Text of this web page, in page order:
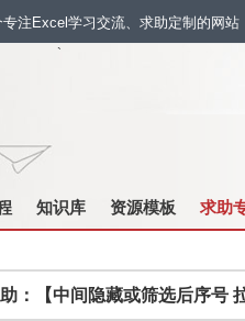
专注Excel学习交流、求助定制的网站
`
知识库 资源模板 求助
：【中间隐藏或筛选后序号